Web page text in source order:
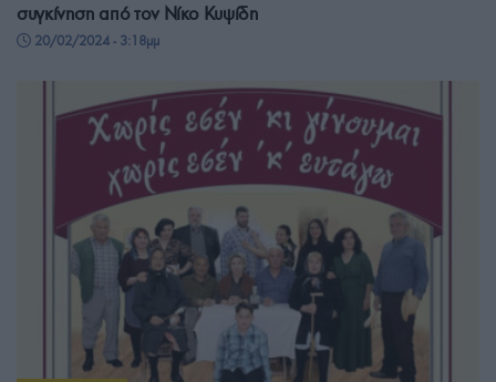
συγκίνηση από τον Νίκο Κυψίδη
20/02/2024 - 3:18μμ